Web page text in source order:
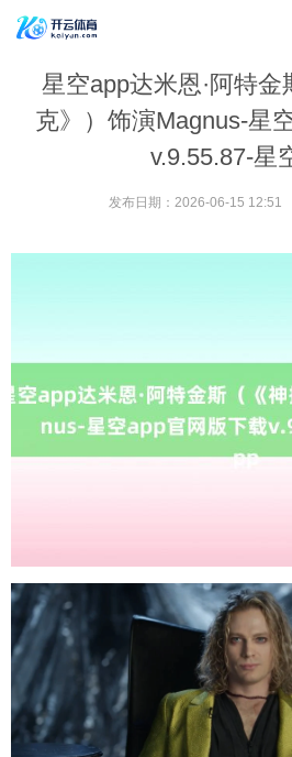
星空app达米恩·阿特金
克》）饰演Magnus-星
v.9.55.87-星
发布日期：2026-06-15 12:51